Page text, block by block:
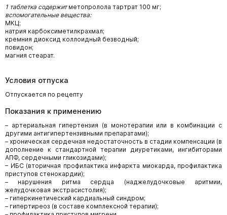
1 таблетка содержитметопролола тартрат 100 мг;
вспомогательные вещества:
МКЦ;
натрия карбоксиметилкрахмал;
кремния диоксид коллоидный безводный;
повидон;
магния стеарат.
Условия отпуска
Отпускается по рецепту
Показания к применению
– артериальная гипертензия (в монотерапии или в комбинации с
другими антигипертензивными препаратами);
– хроническая сердечная недостаточность в стадии компенсации (в
дополнение к стандартной терапии диуретиками, ингибиторами
АПФ, сердечными гликозидами);
– ИБС (вторичная профилактика инфаркта миокарда, профилактика
приступов стенокардии);
– нарушения ритма сердца (наджелудочковые аритмии,
желудочковая экстрасистолия);
– гиперкинетический кардиальный синдром;
– гипертиреоз (в составе комплексной терапии);